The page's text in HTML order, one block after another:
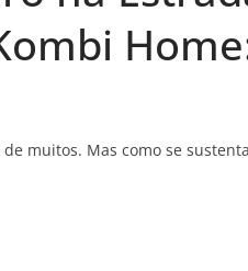
muitos. Mas como se